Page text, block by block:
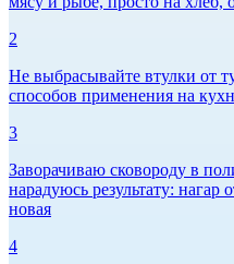
2
Не выбрасывайте втулки от
способов применения на
3
Заворачиваю сковороду в
нарадуюсь результату: нагар
новая
4